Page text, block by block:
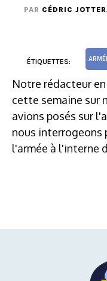
PAR CÉDRIC
ÉTIQUETTES:
Notre rédacteur
cette semaine sur
avions posés sur
nous interrogeons
l'armée à l'interne